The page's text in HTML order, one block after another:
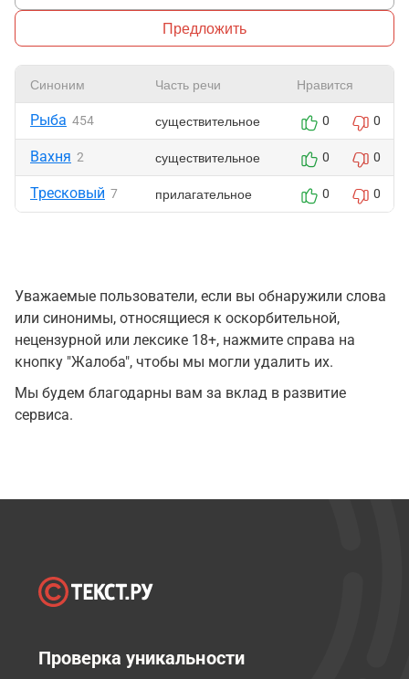
Предложить
Синоним Часть речи Нравится
Рыба 454 существительное 0 0
Вахня 2 существительное 0 0
Тресковый 7 прилагательное 0 0
Уважаемые пользователи, если вы обнаружили слова
или синонимы, относящиеся к оскорбительной,
нецензурной или лексике 18+, нажмите справа на
кнопку "Жалоба", чтобы мы могли удалить их.
Мы будем благодарны вам за вклад в развитие
сервиса.
Проверка уникальности